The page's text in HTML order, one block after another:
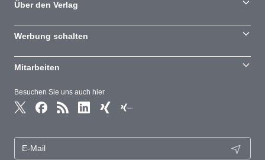
Besuchen Sie uns auch hier
Über den Verlag
Werbung schalten
Mitarbeiten